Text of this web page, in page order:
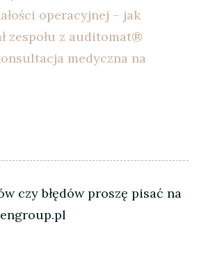
operacyjnej – jak
zespołu z auditomat®
medyczna na
czy błędów proszę pisać na